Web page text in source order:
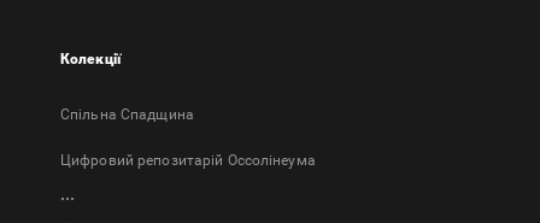
Колекції
Спільна Спадщина
Цифровий репозитарій Оссолінеума
...